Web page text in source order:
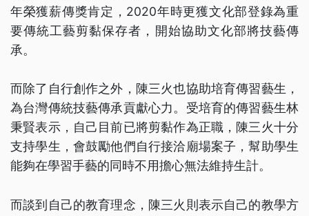
年榮獲薪傳獎肯定，2020年時更獲文化部登錄為重
要傳統工藝剪黏保存者，開始協助文化部將技藝傳
承。
而除了自行創作之外，陳三火也協助培育傳習藝生，
為台灣傳統技藝傳承貢獻心力。受培育的傳習藝生林
秉賢表示，自己目前已將剪黏作為正職，陳三火十分
支持學生，會鼓勵他們自行接洽廟場案子，幫助學生
能夠在學習手藝的同時不用擔心無法維持生計。
而談到自己的教育理念，陳三火則表示自己的教學方